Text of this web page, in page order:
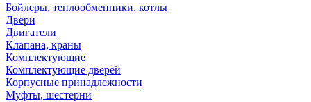
Бойлеры, теплообменники, котлы
Двери
Двигатели
Клапана, краны
Комплектующие
Комплектующие дверей
Корпусные принадлежности
Муфты, шестерни